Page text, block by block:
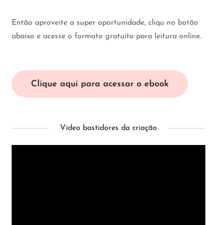
Então aproveite a super oportunidade, cliqu no botão
abaixo e acesse o formato gratuito para leitura online.
Clique aqui para acessar o ebook
Vídeo bastidores da criação